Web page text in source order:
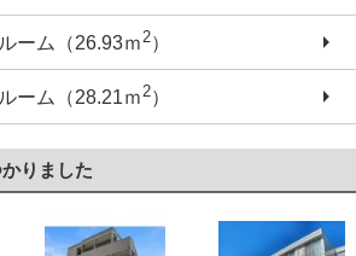
ーム（26.93ｍ 2）
ーム（28.21ｍ2）
りました